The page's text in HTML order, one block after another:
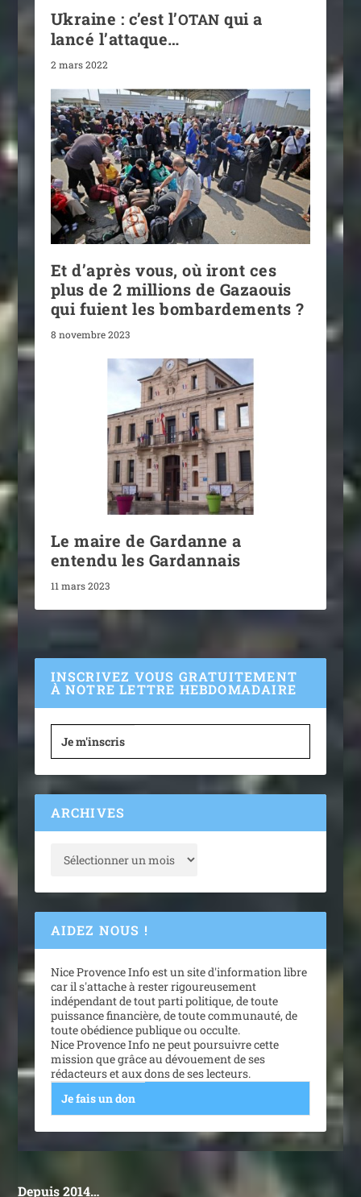
Ukraine : c’est l’OTAN qui a
lancé l’attaque…
2 mars 2022
Et d’après vous, où iront ces
plus de 2 millions de Gazaouis
qui fuient les bombardements ?
8 novembre 2023
Le maire de Gardanne a
entendu les Gardannais
11 mars 2023
INSCRIVEZ VOUS GRATUITEMENT
À NOTRE LETTRE HEBDOMADAIRE
Je m'inscris
ARCHIVES
AIDEZ NOUS !
Nice Provence Info est un site d'information libre
car il s'attache à rester rigoureusement
indépendant de tout parti politique, de toute
puissance financière, de toute communauté, de
toute obédience publique ou occulte.
Nice Provence Info ne peut poursuivre cette
mission que grâce au dévouement de ses
rédacteurs et aux dons de ses lecteurs.
Je fais un don
Depuis 2014…